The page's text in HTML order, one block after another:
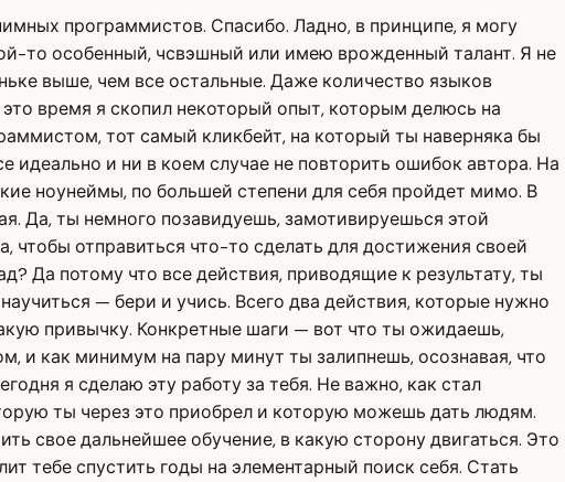
программистов. Спасибо. Ладно, в принципе, я могу
то особенный, чсвэшный или имею врожденный талант. Я не
выше, чем все остальные. Даже количество языков
время я скопил некоторый опыт, которым делюсь на
тот самый кликбейт, на который ты наверняка бы
идеально и ни в коем случае не повторить ошибок автора. На
ноунеймы, по большей степени для себя пройдет мимо. В
Да, ты немного позавидуешь, замотивируешься этой
отправиться что-то сделать для достижения своей
Да потому что все действия, приводящие к результату, ты
— бери и учись. Всего два действия, которые нужно
привычку. Конкретные шаги — вот что ты ожидаешь,
и как минимум на пару минут ты залипнешь, осознавая, что
я сделаю эту работу за тебя. Не важно, как стал
ты через это приобрел и которую можешь дать людям.
свое дальнейшее обучение, в какую сторону двигаться. Это
тебе спустить годы на элементарный поиск себя. Стать